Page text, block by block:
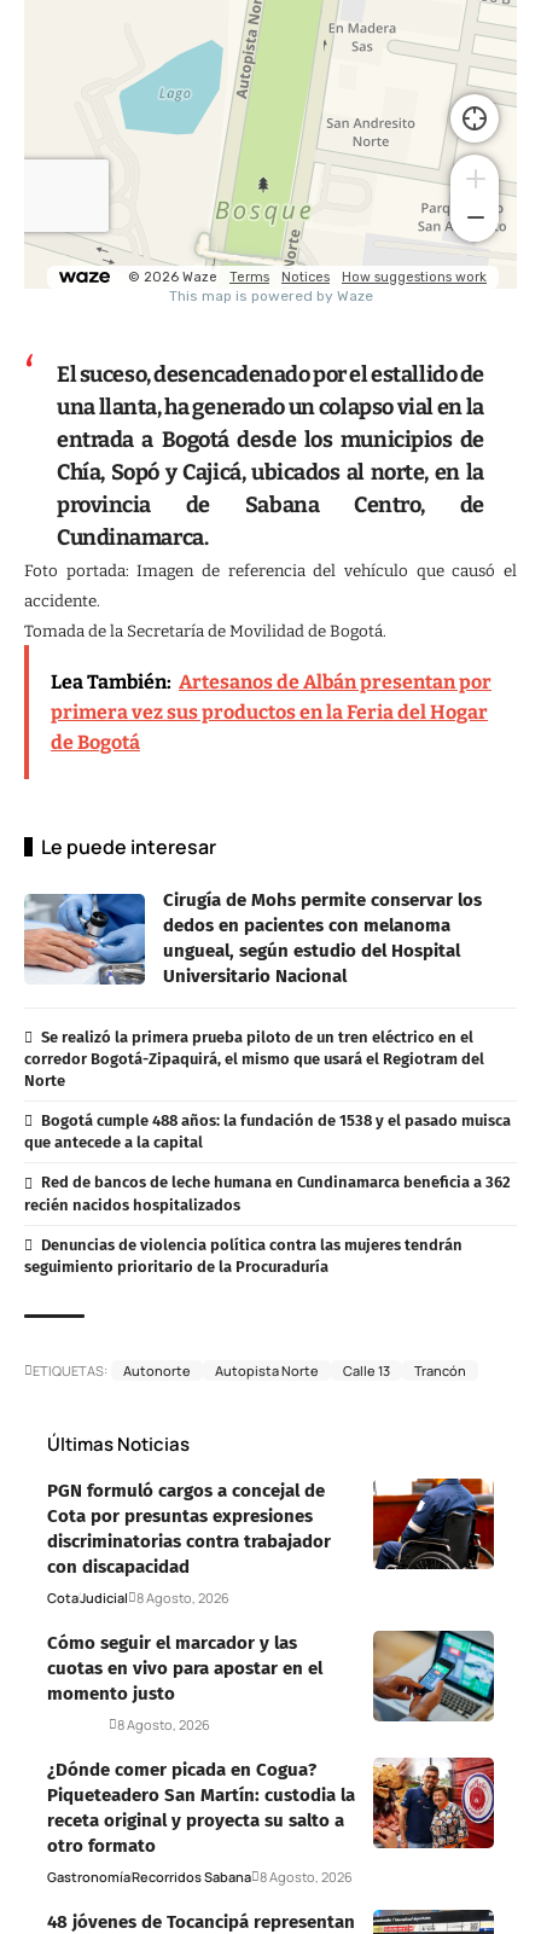
El suceso, desencadenado por el estallido de
una llanta, ha generado un colapso vial en la
entrada a Bogotá desde los municipios de
Chía, Sopó y Cajicá, ubicados al norte, en la
provincia de Sabana Centro, de
Cundinamarca.
Foto portada: Imagen de referencia del vehículo que causó el
accidente.
Tomada de la Secretaría de Movilidad de Bogotá.
Lea También: Artesanos de Albán presentan por
primera vez sus productos en la Feria del Hogar
de Bogotá
Le puede interesar
Cirugía de Mohs permite conservar los
dedos en pacientes con melanoma
ungueal, según estudio del Hospital
Universitario Nacional
Se realizó la primera prueba piloto de un tren eléctrico en el
corredor Bogotá-Zipaquirá, el mismo que usará el Regiotram del
Norte
Bogotá cumple 488 años: la fundación de 1538 y el pasado muisca
que antecede a la capital
Red de bancos de leche humana en Cundinamarca beneficia a 362
recién nacidos hospitalizados
Denuncias de violencia política contra las mujeres tendrán
seguimiento prioritario de la Procuraduría
ETIQUETAS: Autonorte Autopista Norte Calle 13 Trancón
Últimas Noticias
PGN formuló cargos a concejal de
Cota por presuntas expresiones
discriminatorias contra trabajador
con discapacidad
CotaJudicial 8 Agosto, 2026
Cómo seguir el marcador y las
cuotas en vivo para apostar en el
momento justo
8 Agosto, 2026
¿Dónde comer picada en Cogua?
Piqueteadero San Martín: custodia la
receta original y proyecta su salto a
otro formato
GastronomíaRecorridos Sabana 8 Agosto, 2026
48 jóvenes de Tocancipá representan